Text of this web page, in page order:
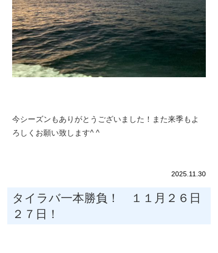
今シーズンもありがとうございました！また来季もよ
ろしくお願い致します^ ^
2025.11.30
タイラバ一本勝負！ １１月２６日
２７日！